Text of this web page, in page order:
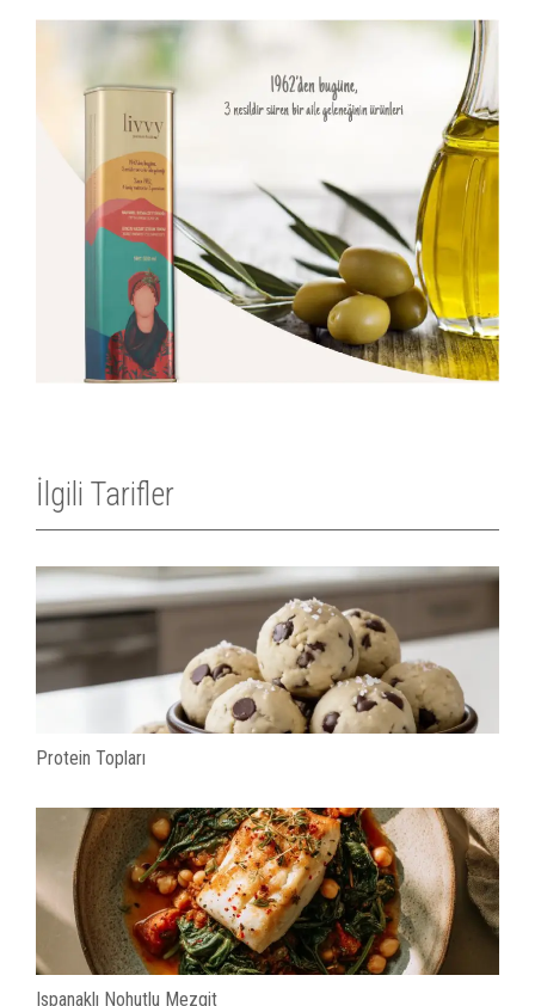
İlgili Tarifler
Protein Topları
Ispanaklı Nohutlu Mezgit